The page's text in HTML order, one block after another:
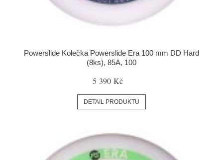
Powerslide Kolečka Powerslide Era 100 mm DD Hard
(8ks), 85A, 100
5 390 Kč
DETAIL PRODUKTU